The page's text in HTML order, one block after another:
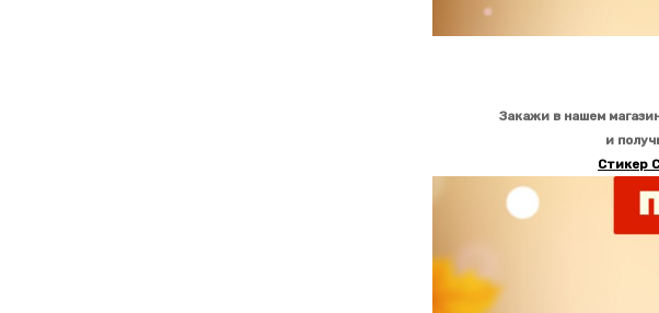
Закажи в нашем
и
Стикер